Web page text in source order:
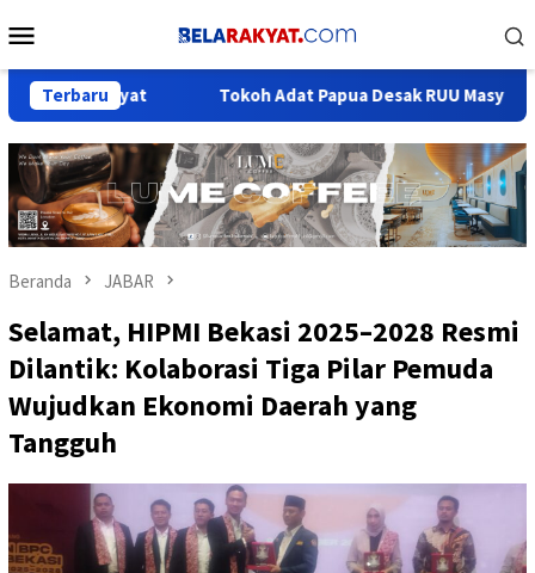
ke
Mobile
TerbaruTokoh Adat Papua Desak RUU Masyarakat Adat
Beranda JABAR
Selamat, HIPMI Bekasi 2025–2028 Resmi
Dilantik: Kolaborasi Tiga Pilar Pemuda
Wujudkan Ekonomi Daerah yang
Tangguh